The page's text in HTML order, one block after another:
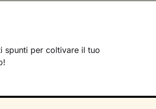
spunti per coltivare il tuo